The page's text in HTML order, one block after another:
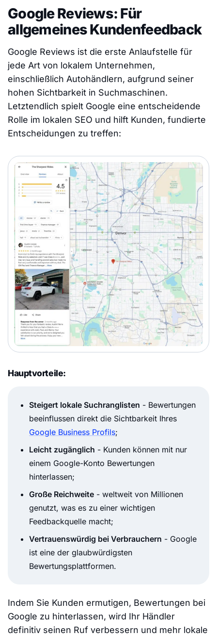
Google Reviews: Für
allgemeines Kundenfeedback
Google Reviews ist die erste Anlaufstelle für
jede Art von lokalem Unternehmen,
einschließlich Autohändlern, aufgrund seiner
hohen Sichtbarkeit in Suchmaschinen.
Letztendlich spielt Google eine entscheidende
Rolle im lokalen SEO und hilft Kunden, fundierte
Entscheidungen zu treffen:
Hauptvorteile:
Steigert lokale Suchranglisten - Bewertungen
beeinflussen direkt die Sichtbarkeit Ihres
Google Business Profils;
Leicht zugänglich - Kunden können mit nur
einem Google-Konto Bewertungen
hinterlassen;
Große Reichweite - weltweit von Millionen
genutzt, was es zu einer wichtigen
Feedbackquelle macht;
Vertrauenswürdig bei Verbrauchern - Google
ist eine der glaubwürdigsten
Bewertungsplattformen.
Indem Sie Kunden ermutigen, Bewertungen bei
Google zu hinterlassen, wird Ihr Händler
definitiv seinen Ruf verbessern und mehr lokale